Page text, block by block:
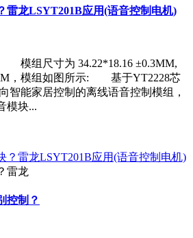
雷龙LSYT201B应用(语音控制电机)
组尺寸为 34.22*18.16 ±0.3MM,
，模组如图所示: 基于YT2228芯
智能家居控制的离线语音控制模组，
模块...
雷龙
控制？